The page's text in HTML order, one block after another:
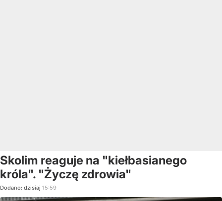
Skolim reaguje na "kiełbasianego
króla". "Życzę zdrowia"
Dodano: dzisiaj 15:59